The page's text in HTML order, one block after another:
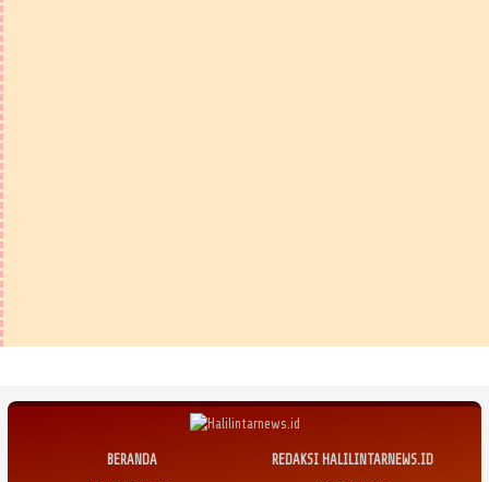
BERANDA
REDAKSI HALILINTARNEWS.ID